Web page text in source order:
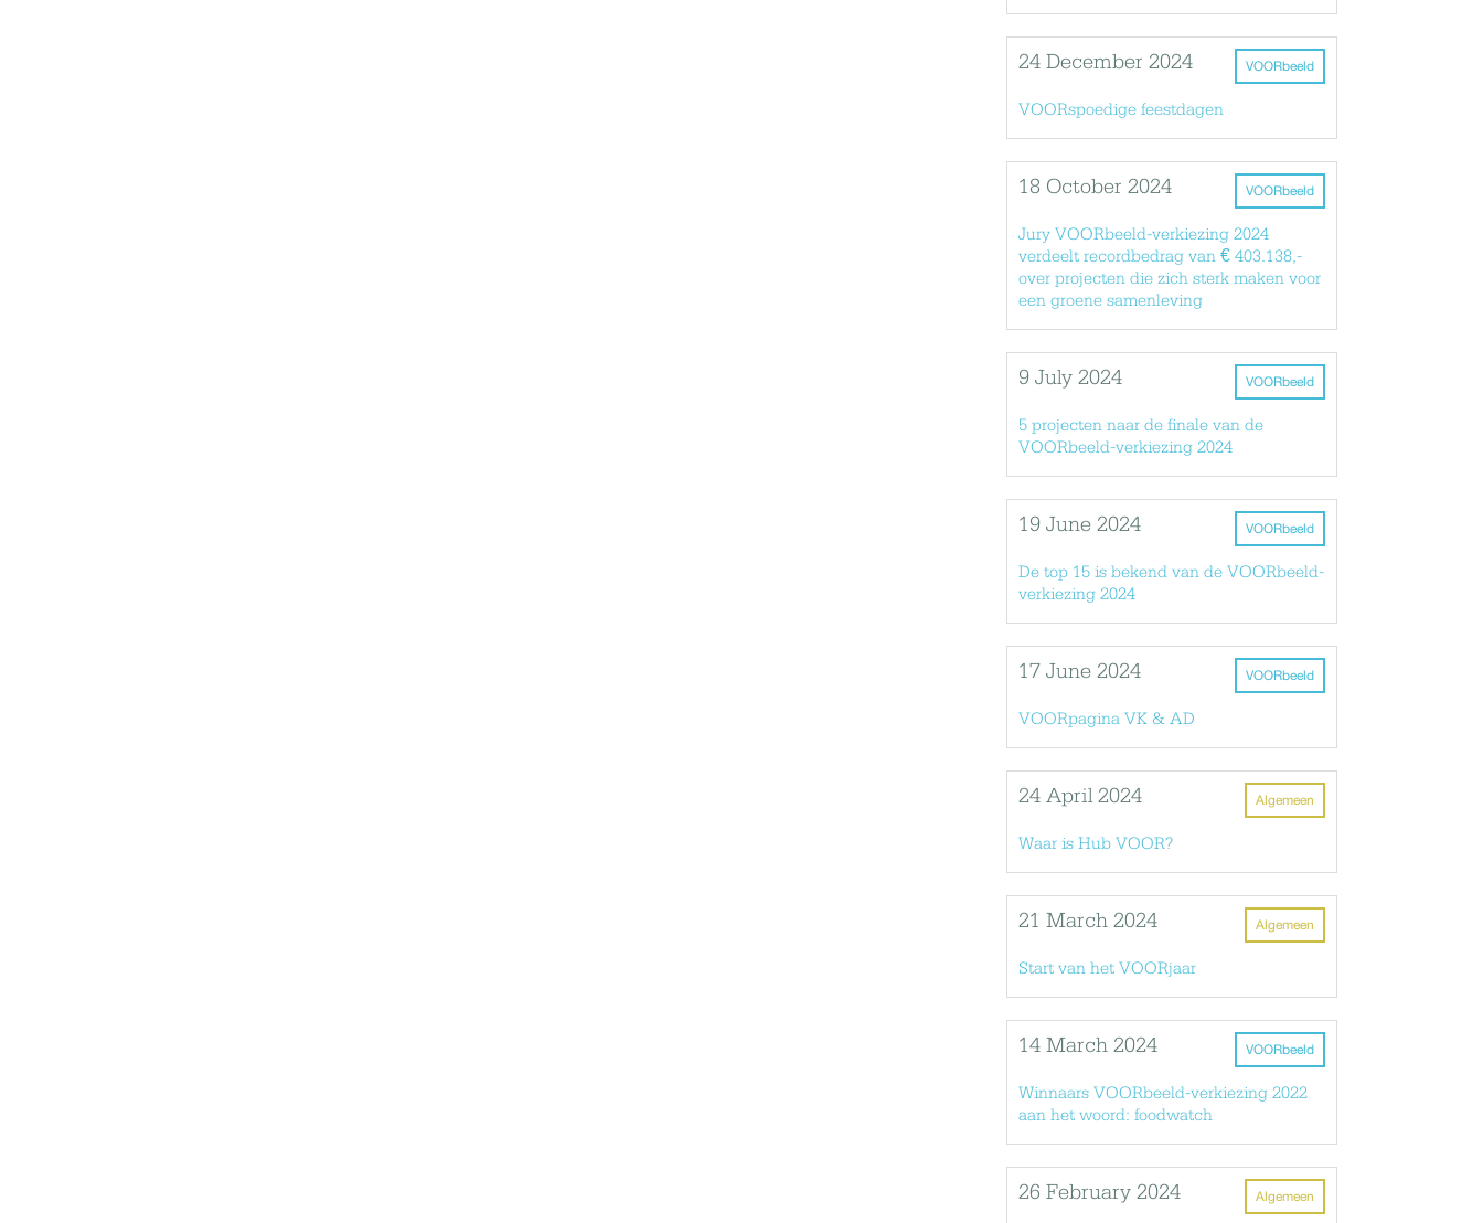
VOORbeeld
24 December 2024
VOORspoedige feestdagen
VOORbeeld
18 October 2024
Jury VOORbeeld-verkiezing 2024
verdeelt recordbedrag van € 403.138,-
over projecten die zich sterk maken voor
een groene samenleving
VOORbeeld
9 July 2024
5 projecten naar de finale van de
VOORbeeld-verkiezing 2024
VOORbeeld
19 June 2024
De top 15 is bekend van de VOORbeeld-
verkiezing 2024
VOORbeeld
17 June 2024
VOORpagina VK & AD
Algemeen
24 April 2024
Waar is Hub VOOR?
Algemeen
21 March 2024
Start van het VOORjaar
VOORbeeld
14 March 2024
Winnaars VOORbeeld-verkiezing 2022
aan het woord: foodwatch
Algemeen
26 February 2024